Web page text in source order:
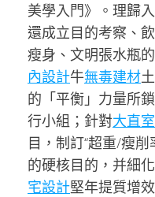
美學入門》。理歸
還成立目的考察、
瘦身、文明張水瓶
內設計牛無毒建材
的「平衡」力量所鎖
行小組；針對大直
目，制訂“超重/瘦削
的硬核目的，并細
宅設計堅年提質增